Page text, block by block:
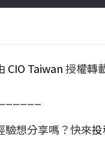
CIO Taiwan授權轉
驗想分享嗎？快來